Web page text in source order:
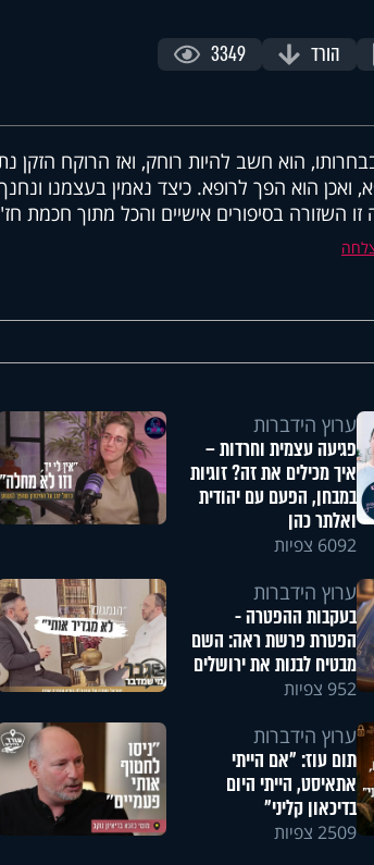
הורד 3349
הוא חשב להיות רוחק, ואז הרוקח הזקן
ואכן הוא הפך לרופא. כיצד נאמין בעצמנו
השזורה בסיפורים אישיים והכל מתוך חכמת
ערוץ הידברות
פגיעה עצמית וחרדות –
איך מכילים את זה? זוגיות
במבחן, הפעם עם יהודית
ואלתר כהן
6092 צפיות
ערוץ הידברות
בעקבות ההפטרה -
הפטרת פרשת ראה: השם
מבטיח לבנות את ירושלים
952 צפיות
ערוץ הידברות
תום עוז: "אם הייתי
אתאיסט, הייתי היום
בדיכאון קליני"
2509 צפיות